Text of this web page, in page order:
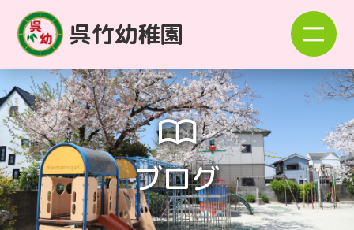
呉竹幼稚園
ブログ